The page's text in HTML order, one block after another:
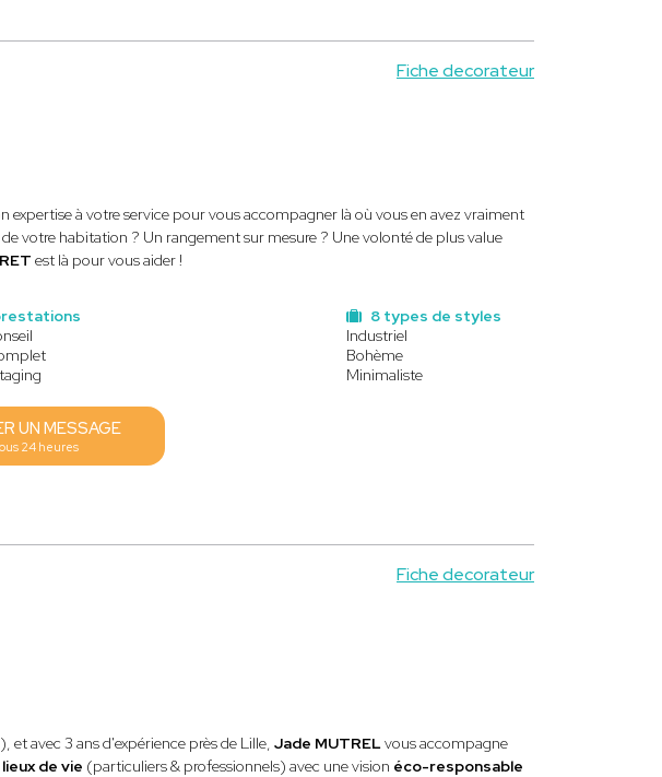
Fiche decorateur
expertise à votre service pour vous accompagner là où vous en avez vraiment
votre habitation ? Un rangement sur mesure ? Une volonté de plus value
est là pour vous aider !
8 types de styles
Industriel
Bohème
Minimaliste
UN MESSAGE
24 heures
Fiche decorateur
avec 3 ans d'expérience près de Lille, Jade MUTRELvous accompagne
de vie (particuliers & professionnels) avec une vision éco-responsable